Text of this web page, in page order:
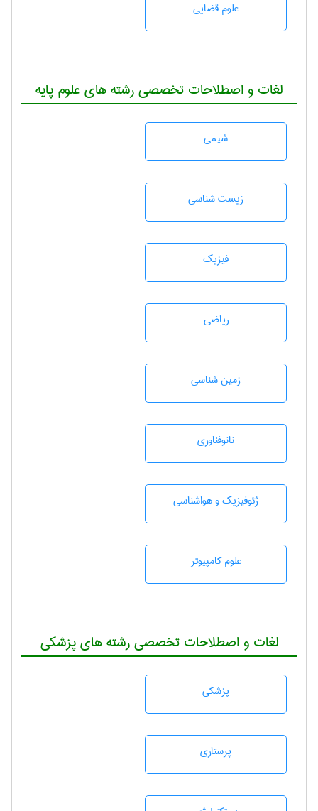
علوم قضایی
لغات و اصطلاحات تخصصی رشته های علوم پایه
شيمی
زيست شناسی
فیزیک
رياضی
زمين شناسی
نانوفناوری
ژئوفيزيك و هواشناسی
علوم کامپیوتر
لغات و اصطلاحات تخصصی رشته های پزشکی
پزشكی
پرستاری